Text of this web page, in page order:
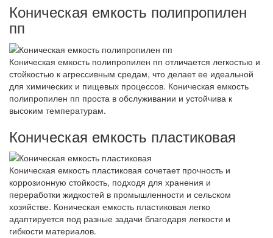
Коническая емкость полипропилен
пп
Коническая емкость полипропилен пп отличается легкостью и
стойкостью к агрессивным средам, что делает ее идеальной
для химических и пищевых процессов. Коническая емкость
полипропилен пп проста в обслуживании и устойчива к
высоким температурам.
Коническая емкость пластиковая
Коническая емкость пластиковая сочетает прочность и
коррозионную стойкость, подходя для хранения и
переработки жидкостей в промышленности и сельском
хозяйстве. Коническая емкость пластиковая легко
адаптируется под разные задачи благодаря легкости и
гибкости материалов.